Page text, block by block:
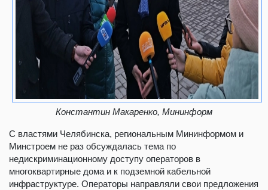
Константин Макаренко, Мининформ
С властями Челябинска, региональным Мининформом и
Минстроем не раз обсуждалась тема по
недискриминационному доступу операторов в
многоквартирные дома и к подземной кабельной
инфраструктуре. Операторы направляли свои предложения